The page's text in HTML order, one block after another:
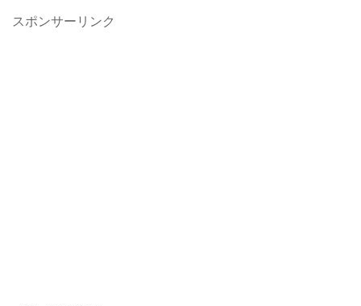
スポンサーリンク